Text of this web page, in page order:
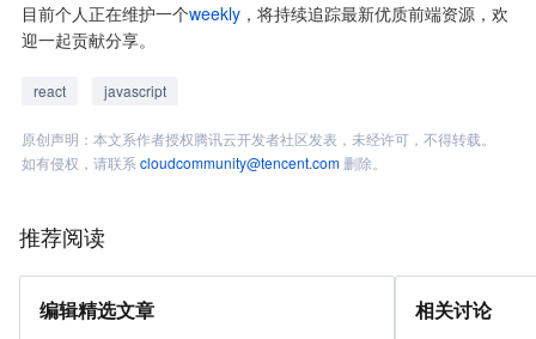
目前个人正在维护一个weekly ，将持续追踪最新优质前端资源，欢
迎一起贡献分享。
react javascript
原创声明：本文系作者授权腾讯云开发者社区发表，未经许可，不得转载。
如有侵权，请联系 cloudcommunity@tencent.com删除。
推荐阅读
编辑精选文章 相关讨论